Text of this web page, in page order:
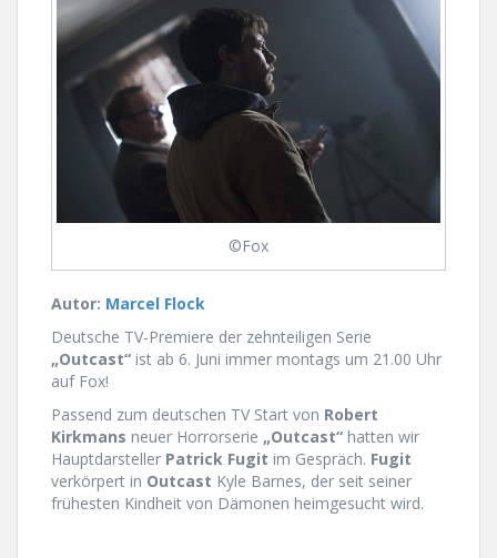
©Fox
Autor: Marcel Flock
Deutsche TV-Premiere der zehnteiligen Serie
„Outcast“ ist ab 6. Juni immer montags um 21.00 Uhr
auf Fox!
Passend zum deutschen TV Start von Robert
Kirkmans neuer Horrorserie „Outcast“ hatten wir
Hauptdarsteller Patrick Fugit im Gespräch. Fugit
verkörpert in Outcast Kyle Barnes, der seit seiner
frühesten Kindheit von Dämonen heimgesucht wird.